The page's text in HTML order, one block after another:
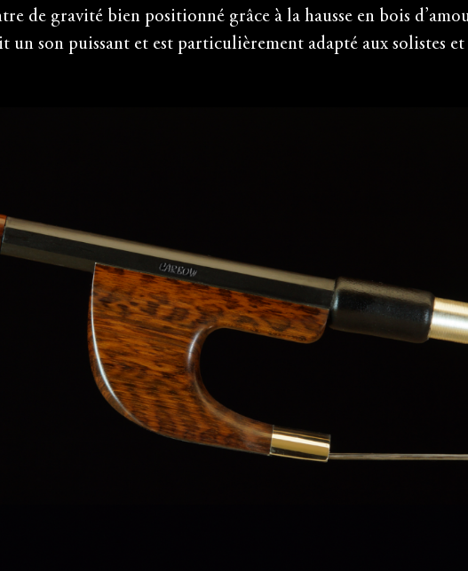
de gravité bien positionné grâce à la hausse en bois
son puissant et est particulièrement adapté aux solistes et